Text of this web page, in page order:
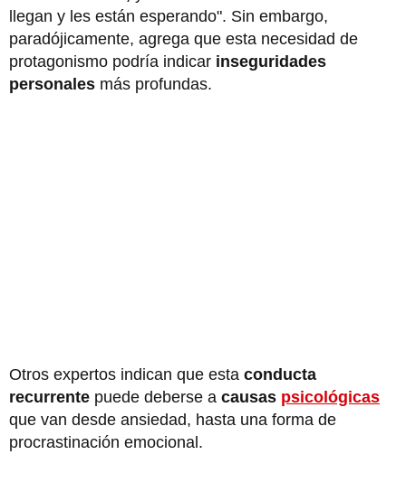
llegan y les están esperando". Sin embargo,
paradójicamente, agrega que esta necesidad de
protagonismo podría indicar inseguridades
personales más profundas.
Otros expertos indican que esta conducta
recurrente puede deberse a causas psicológicas
que van desde ansiedad, hasta una forma de
procrastinación emocional.